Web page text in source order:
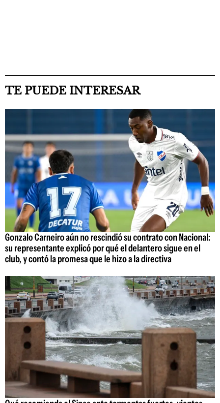
TE PUEDE INTERESAR
Gonzalo Carneiro aún no rescindió su contrato con Nacional:
su representante explicó por qué el delantero sigue en el
club, y contó la promesa que le hizo a la directiva